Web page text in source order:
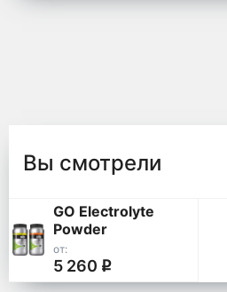
Вы смотрели
GO Electrolyte
Powder
от:
5 260 q